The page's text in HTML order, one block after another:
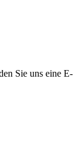
Sie uns eine E-